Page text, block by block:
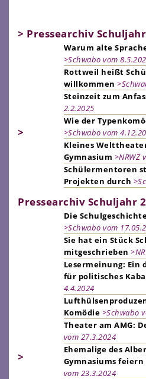
> Pressearchiv
Warum alte
>Schwabo vom
Rottweil heißt
willkommen
Steinzeit zum
2.2.2025
Wie der
>Schwabo vom
Kleines
Gymnasium >NRWZ
Schülermentoren
Projekten durch
>
Pressearchiv Schuljahr
Die
>Schwabo vom
Sie hat ein Stück
mitgeschrieben
Lesermeinung: Ein
für politisches
4.4.2024
Komödie >Schwabo
Theater am AMG:
vom 27.3.2024
Ehemalige des
Gymnasiums feiern
vom 23.3.2024
>